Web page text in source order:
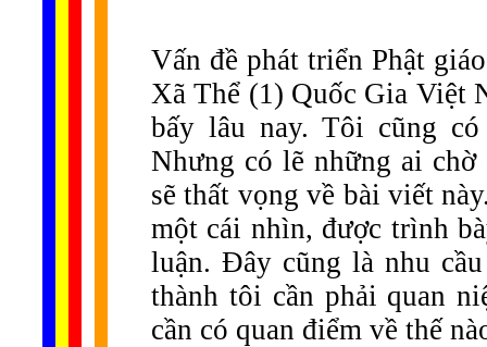
Vấn đề phát triển Phật
Xã Thể (1) Quốc Gia Việt
bấy lâu nay. Tôi cũng
Nhưng có lẽ những ai
sẽ thất vọng về bài viết
một cái nhìn, được trình
luận. Đây cũng là nhu
thành tôi cần phải quan
cần có quan điểm về thế